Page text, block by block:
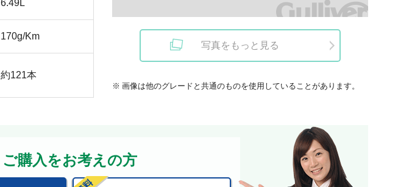
6.49L
170g/Km
約121本
写真をもっと見る
画像は他のグレードと共通のものを使用していることがあります。
ご購入をお考えの方